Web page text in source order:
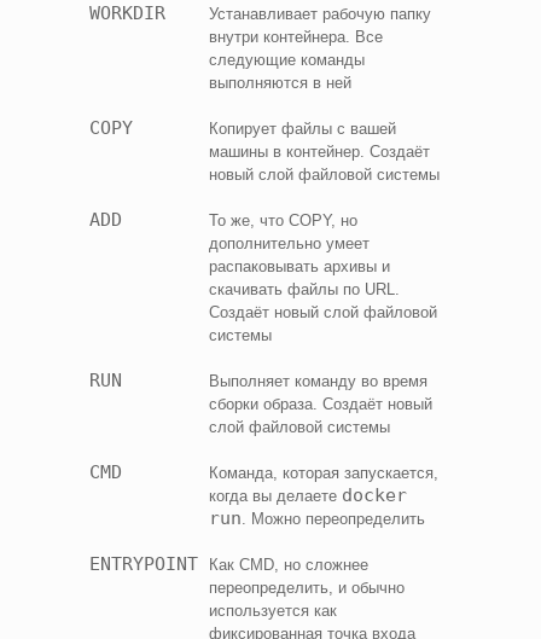
WORKDIR
Устанавливает рабочую папку
внутри контейнера. Все
следующие команды
выполняются в ней
COPY
Копирует файлы с вашей
машины в контейнер. Создаёт
новый слой файловой системы
ADD
То же, что COPY, но
дополнительно умеет
распаковывать архивы и
скачивать файлы по URL.
Создаёт новый слой файловой
системы
RUN
Выполняет команду во время
сборки образа. Создаёт новый
слой файловой системы
CMD
Команда, которая запускается,
когда вы делаете docker
run . Можно переопределить
ENTRYPOINT
Как CMD, но сложнее
переопределить, и обычно
используется как
фиксированная точка входа